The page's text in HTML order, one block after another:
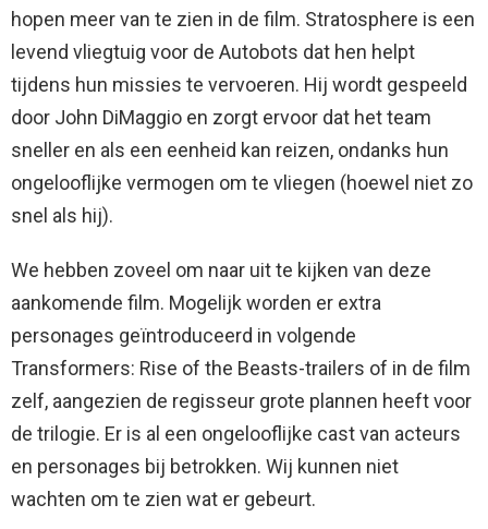
hopen meer van te zien in de film. Stratosphere is een
levend vliegtuig voor de Autobots dat hen helpt
tijdens hun missies te vervoeren. Hij wordt gespeeld
door John DiMaggio en zorgt ervoor dat het team
sneller en als een eenheid kan reizen, ondanks hun
ongelooflijke vermogen om te vliegen (hoewel niet zo
snel als hij).
We hebben zoveel om naar uit te kijken van deze
aankomende film. Mogelijk worden er extra
personages geïntroduceerd in volgende
Transformers: Rise of the Beasts-trailers of in de film
zelf, aangezien de regisseur grote plannen heeft voor
de trilogie. Er is al een ongelooflijke cast van acteurs
en personages bij betrokken. Wij kunnen niet
wachten om te zien wat er gebeurt.